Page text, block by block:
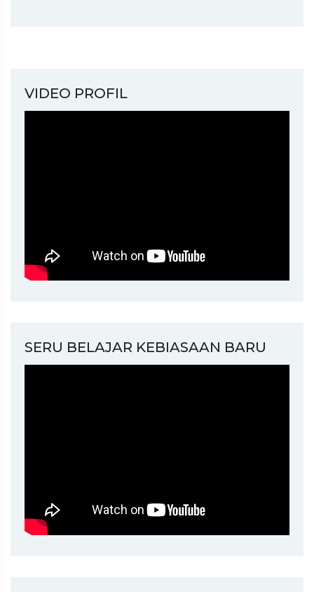
VIDEO PROFIL
SERU BELAJAR KEBIASAAN BARU